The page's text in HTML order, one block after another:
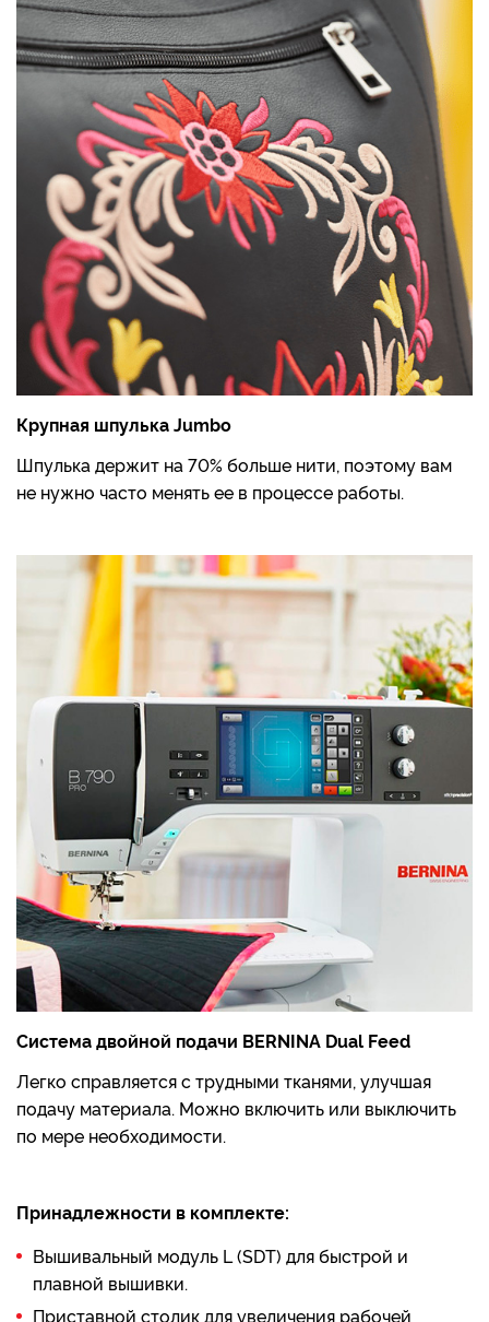
Крупная шпулька Jumbo
Шпулька держит на 70% больше нити, поэтому вам
не нужно часто менять ее в процессе работы.
Система двойной подачи BERNINA Dual Feed
Легко справляется с трудными тканями, улучшая
подачу материала. Можно включить или выключить
по мере необходимости.
Принадлежности в комплекте:
Вышивальный модуль L (SDT) для быстрой и
плавной вышивки.
Приставной столик для увеличения рабочей